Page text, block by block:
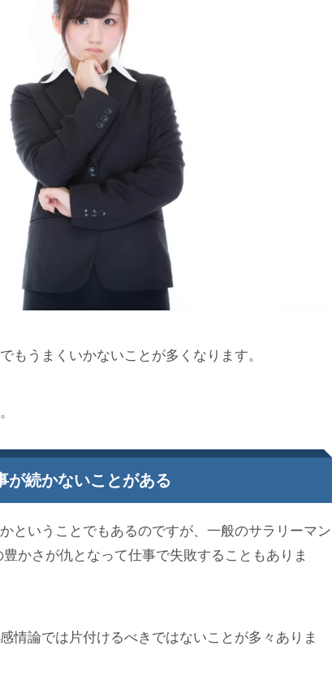
もうまくいかないことが多くなります。
が続かないことがある
ということでもあるのですが、一般のサラリーマン
かさが仇となって仕事で失敗することもありま
情論では片付けるべきではないことが多々ありま